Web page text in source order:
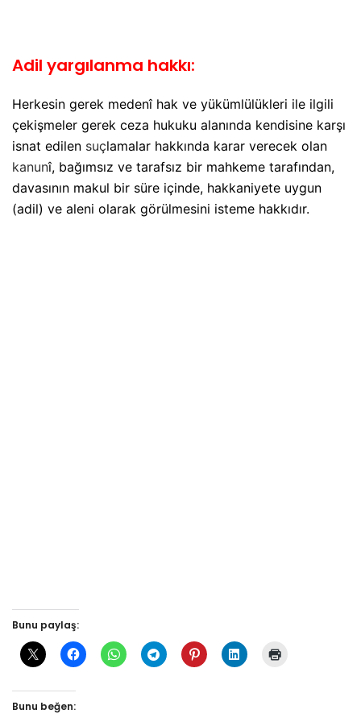
Adil yargılanma hakkı:
Herkesin gerek medenî hak ve yükümlülükleri ile ilgili
çekişmeler gerek ceza hukuku alanında kendisine karşı
isnat edilen suçlamalar hakkında karar verecek olan
kanunî, bağımsız ve tarafsız bir mahkeme tarafından,
davasının makul bir süre içinde, hakkaniyete uygun
(adil) ve aleni olarak görülmesini isteme hakkıdır.
Bunu paylaş:
Bunu beğen: